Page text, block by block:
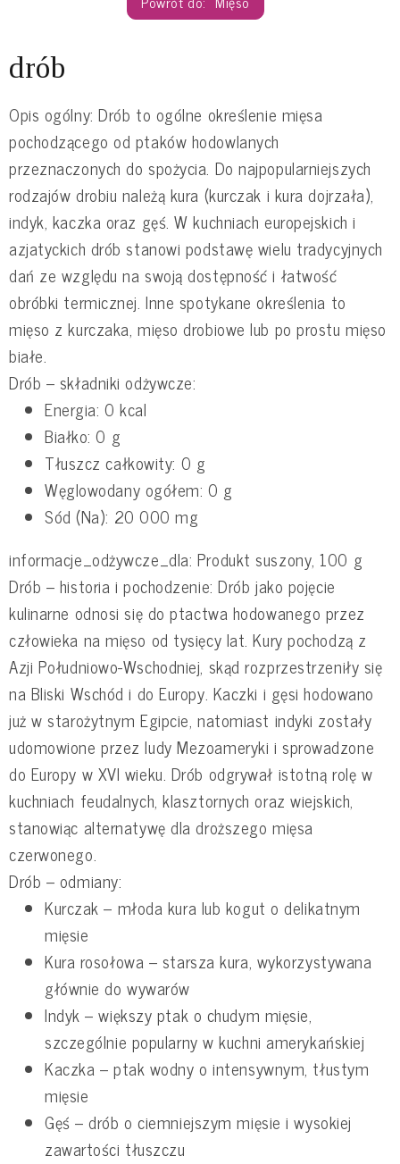
drób
Opis ogólny: Drób to ogólne określenie mięsa
pochodzącego od ptaków hodowlanych
przeznaczonych do spożycia. Do najpopularniejszych
rodzajów drobiu należą kura (kurczak i kura dojrzała),
indyk, kaczka oraz gęś. W kuchniach europejskich i
azjatyckich drób stanowi podstawę wielu tradycyjnych
dań ze względu na swoją dostępność i łatwość
obróbki termicznej. Inne spotykane określenia to
mięso z kurczaka, mięso drobiowe lub po prostu mięso
białe.
Drób – składniki odżywcze:
Energia: 0 kcal
Białko: 0 g
Tłuszcz całkowity: 0 g
Węglowodany ogółem: 0 g
Sód (Na): 20 000 mg
informacje_odżywcze_dla: Produkt suszony, 100 g
Drób – historia i pochodzenie: Drób jako pojęcie
kulinarne odnosi się do ptactwa hodowanego przez
człowieka na mięso od tysięcy lat. Kury pochodzą z
Azji Południowo-Wschodniej, skąd rozprzestrzeniły się
na Bliski Wschód i do Europy. Kaczki i gęsi hodowano
już w starożytnym Egipcie, natomiast indyki zostały
udomowione przez ludy Mezoameryki i sprowadzone
do Europy w XVI wieku. Drób odgrywał istotną rolę w
kuchniach feudalnych, klasztornych oraz wiejskich,
stanowiąc alternatywę dla droższego mięsa
czerwonego.
Drób – odmiany:
Kurczak – młoda kura lub kogut o delikatnym
mięsie
Kura rosołowa – starsza kura, wykorzystywana
głównie do wywarów
Indyk – większy ptak o chudym mięsie,
szczególnie popularny w kuchni amerykańskiej
Kaczka – ptak wodny o intensywnym, tłustym
mięsie
Gęś – drób o ciemniejszym mięsie i wysokiej
zawartości tłuszczu